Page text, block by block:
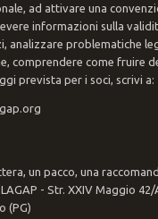
ad attivare una
informazioni sulla
analizzare problematiche
comprendere come fruire
prevista per i soci, scrivi a:
un pacco, una
- Str. XXIV Maggio 42/
(PG)